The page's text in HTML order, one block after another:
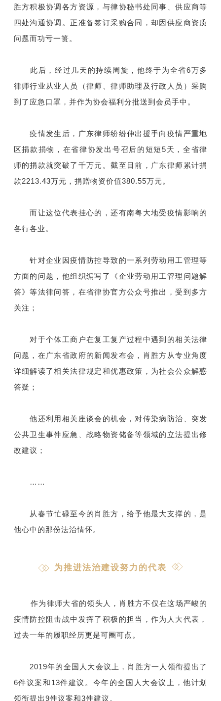
胜方积极协调各方资源，与律协秘书处同事、供应商等
四处沟通协调。正准备签订采购合同，却因供应商资质
问题而功亏一篑。
此后，经过几天的持续周旋，他终于为全省6万多
律师行业从业人员（律师、律师助理及行政人员）采购
到了应急口罩，并作为协会福利分批送到会员手中。
疫情发生后，广东律师纷纷伸出援手向疫情严重地
区捐款捐物，在省律协发出号召后的短短5天，全省律
师的捐款就突破了千万元。截至目前，广东律师累计捐
款2213.43万元，捐赠物资价值380.55万元。
而让这位代表挂心的，还有南粤大地受疫情影响的
各行各业。
针对企业因疫情防控导致的一系列劳动用工管理等
方面的问题，他组织编写了《企业劳动用工管理问题解
答》等法律问答，在省律协官方公众号推出，受到多方
关注；
对于个体工商户在复工复产过程中遇到的相关法律
问题，在广东省政府的新闻发布会，肖胜方从专业角度
详细解读了相关法律规定和优惠政策，为社会公众解惑
答疑；
他还利用相关座谈会的机会，对传染病防治、突发
公共卫生事件应急、战略物资储备等领域的立法提出修
改建议；
……
从春节忙碌至今的肖胜方，给予他最大支撑的，是
他心中的那份法治情怀。
为推进法治建设努力的代表
作为律师大省的领头人，肖胜方不仅在这场严峻的
疫情防控阻击战中发挥了积极的担当，作为人大代表，
过去一年的履职经历更是可圈可点。
2019年的全国人大会议上，肖胜方一人领衔提出了
6件议案和13件建议。今年的全国人大会议上，他计划
领衔提出9件议案和3件建议。